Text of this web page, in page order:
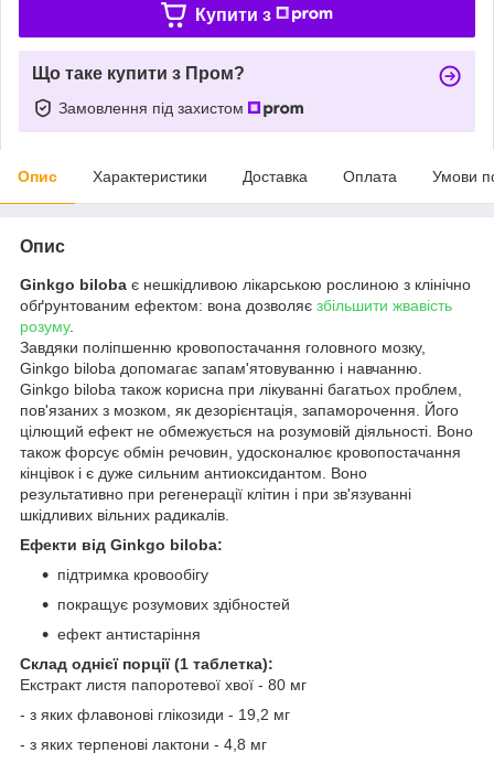
Купити з
Що таке купити з Пром?
Замовлення під захистом
Опис Характеристики Доставка Оплата Умови
Опис
Ginkgo biloba є нешкідливою лікарською рослиною з клінічно
обґрунтованим ефектом: вона дозволяє збільшити жвавість
розуму.
Завдяки поліпшенню кровопостачання головного мозку,
Ginkgo biloba допомагає запам'ятовуванню і навчанню.
Ginkgo biloba також корисна при лікуванні багатьох проблем,
пов'язаних з мозком, як дезорієнтація, запаморочення. Його
цілющий ефект не обмежується на розумовій діяльності. Воно
також форсує обмін речовин, удосконалює кровопостачання
кінцівок і є дуже сильним антиоксидантом. Воно
результативно при регенерації клітин і при зв'язуванні
шкідливих вільних радикалів.
Ефекти від Ginkgo biloba:
підтримка кровообігу
покращує розумових здібностей
ефект антистаріння
Склад однієї порції (1 таблетка):
Екстракт листя папоротевої хвої - 80 мг
- з яких флавонові глікозиди - 19,2 мг
- з яких терпенові лактони - 4,8 мг